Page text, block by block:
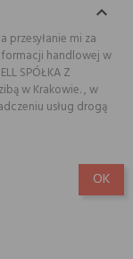

przesyłanie mi za
handlowej w
SPÓŁKA Z
w Krakowie. , w
usług drogą